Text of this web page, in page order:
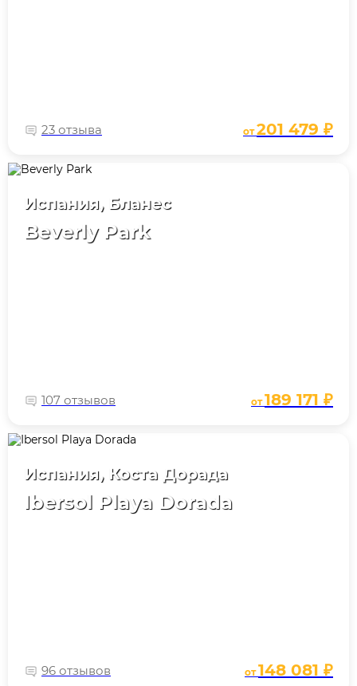
23 отзыва от201 479 ₽
Испания, Бланес
Beverly Park
107 отзывов от189 171 ₽
Испания, Коста Дорада
Ibersol Playa Dorada
96 отзывов от148 081 ₽